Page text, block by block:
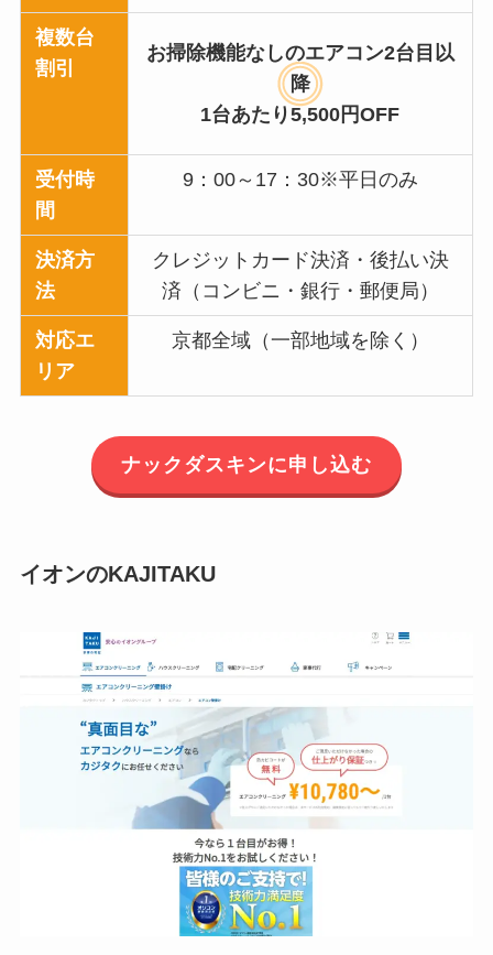
複数台
割引
お掃除機能なしのエアコン2台目以
降
1台あたり5,500円OFF
受付時
間
9：00～17：30※平日のみ
決済方
法
クレジットカード決済・後払い決
済（コンビニ・銀行・郵便局）
対応エ
リア
京都全域（一部地域を除く）
ナックダスキンに申し込む
イオンのKAJITAKU